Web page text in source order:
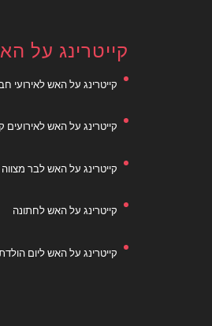
קייטרינג על
קייטרינג על האש לאירועי
קייטרינג על האש לאירועים
קייטרינג על האש לבר מצווה
קייטרינג על האש לחתונה
קייטרינג על האש ליום